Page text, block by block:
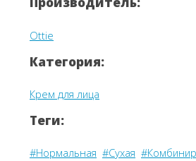
Ottie
Категория:
Крем для лица
Теги:
#Нормальная #Сухая